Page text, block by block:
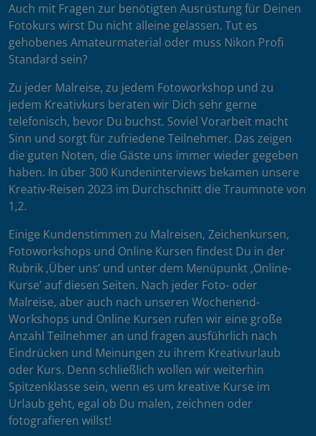
Auch mit Fragen zur benötigten Ausrüstung für Deinen
Fotokurs wirst Du nicht alleine gelassen. Tut es
gehobenes Amateurmaterial oder muss Nikon Profi
Standard sein?
Zu jeder Malreise, zu jedem Fotoworkshop und zu
jedem Kreativkurs beraten wir Dich sehr gerne
telefonisch, bevor Du buchst. Soviel Vorarbeit macht
Sinn und sorgt für zufriedene Teilnehmer. Das zeigen
die guten Noten, die Gäste uns immer wieder gegeben
haben. In über 300 Kundeninterviews bekamen unsere
Kreativ-Reisen 2023 im Durchschnitt die Traumnote von
1,2.
Einige Kundenstimmen zu Malreisen, Zeichenkursen,
Fotoworkshops und Online Kursen findest Du in der
Rubrik ‚Über uns’ und unter dem Menüpunkt ‚Online-
Kurse’ auf diesen Seiten. Nach jeder Foto- oder
Malreise, aber auch nach unseren Wochenend-
Workshops und Online Kursen rufen wir eine große
Anzahl Teilnehmer an und fragen ausführlich nach
Eindrücken und Meinungen zu ihrem Kreativurlaub
oder Kurs. Denn schließlich wollen wir weiterhin
Spitzenklasse sein, wenn es um kreative Kurse im
Urlaub geht, egal ob Du malen, zeichnen oder
fotografieren willst!